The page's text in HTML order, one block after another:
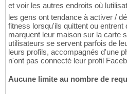
et voir les autres endroits où
les gens ont tendance à activer /
fitness lorsqu'ils quittent ou
marquent leur maison sur la carte
utilisateurs se servent parfois de
leurs profils, accompagnés d'une
n'ont pas connecté leur profil
Aucune limite au nombre de